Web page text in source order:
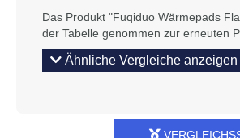
Das Produkt "Fuqiduo Wärmepads
der Tabelle genommen zur erneuten
Ähnliche Vergleiche anzeigen